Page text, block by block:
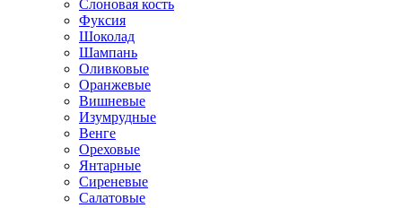
Слоновая кость
Фуксия
Шоколад
Шампань
Оливковые
Оранжевые
Вишневые
Изумрудные
Венге
Ореховые
Янтарные
Сиреневые
Салатовые